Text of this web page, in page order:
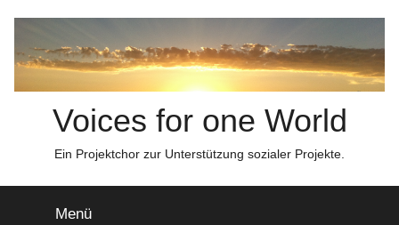
springen
Voices for one World
Ein Projektchor zur Unterstützung sozialer Projekte.
Menü